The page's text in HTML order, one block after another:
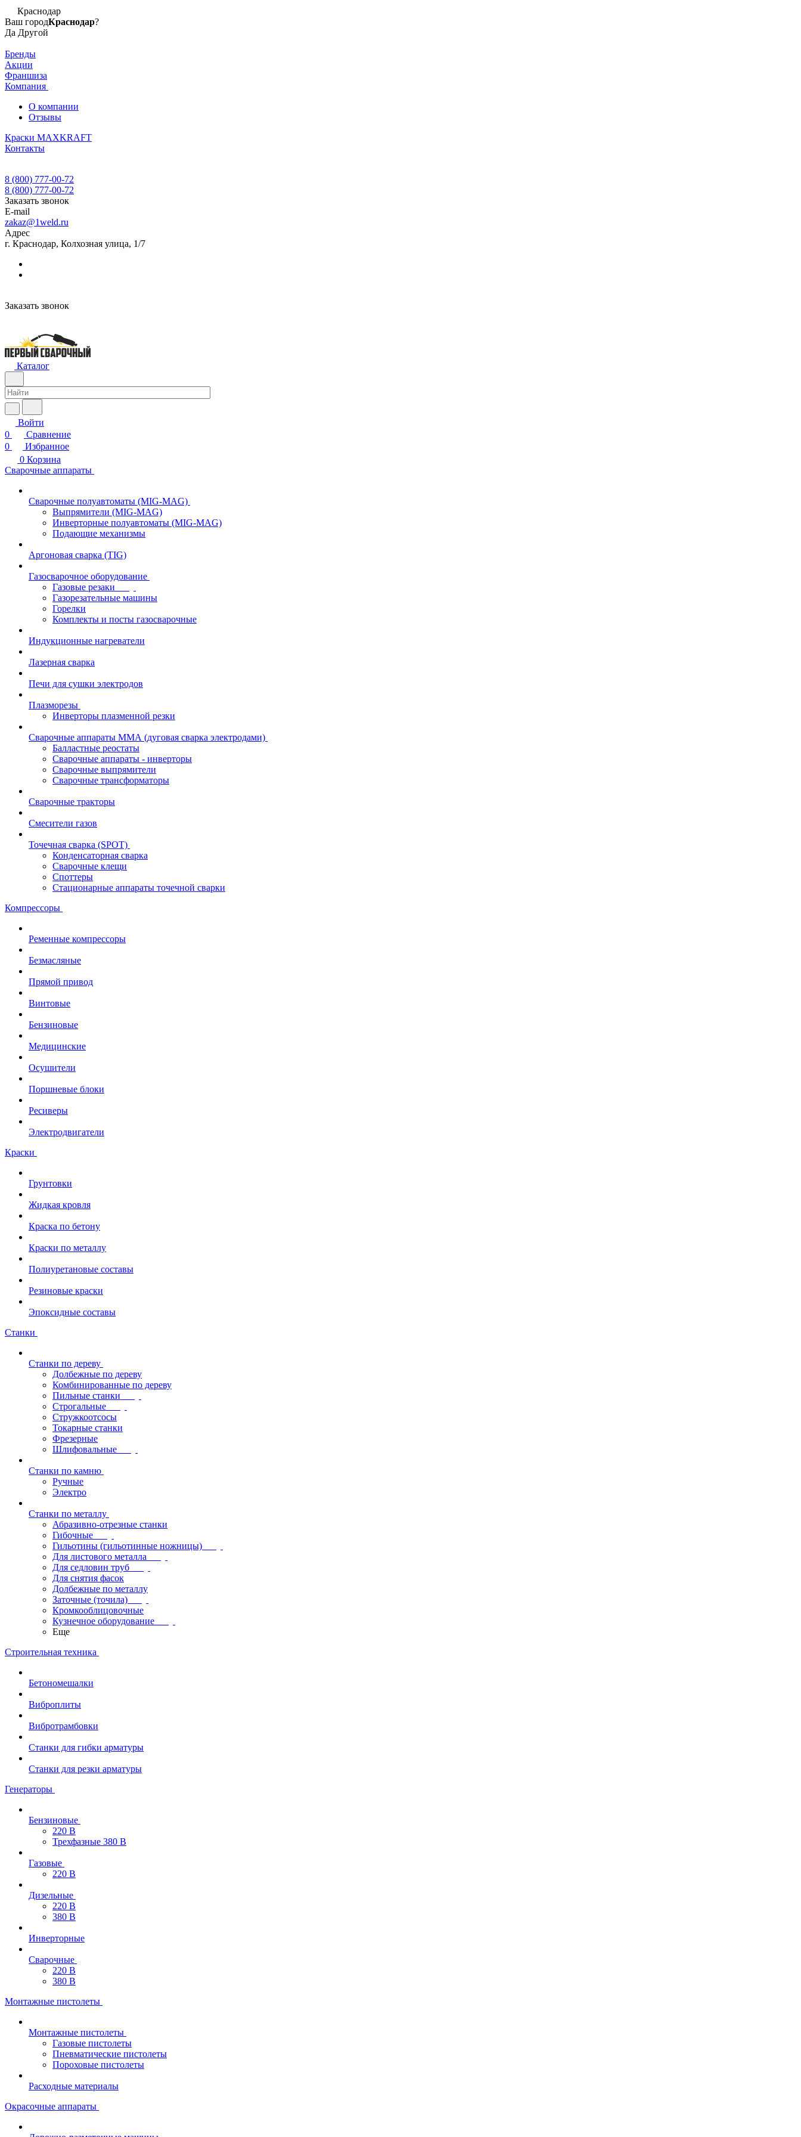
Краснодар
Ваш городКраснодар?
Да Другой
Бренды
Акции
Франшиза
Компания
О компании
Отзывы
Краски MAXKRAFT
Контакты
8 (800) 777-00-72
8 (800) 777-00-72
Заказать звонок
E-mail
zakaz@1weld.ru
Адрес
г. Краснодар, Колхозная улица, 1/7
Заказать звонок
Каталог
Войти
0
Сравнение
0
Избранное
0 Корзина
Сварочные аппараты
Сварочные полуавтоматы (MIG-MAG)
Выпрямители (MIG-MAG)
Инверторные полуавтоматы (MIG-MAG)
Подающие механизмы
Аргоновая сварка (TIG)
Газосварочное оборудование
Газовые резаки
Газорезательные машины
Горелки
Комплекты и посты газосварочные
Индукционные нагреватели
Лазерная сварка
Печи для сушки электродов
Плазморезы
Инверторы плазменной резки
Сварочные аппараты ММА (дуговая сварка электродами)
Балластные реостаты
Сварочные аппараты - инверторы
Сварочные выпрямители
Сварочные трансформаторы
Сварочные тракторы
Смесители газов
Точечная сварка (SPOT)
Конденсаторная сварка
Сварочные клещи
Споттеры
Стационарные аппараты точечной сварки
Компрессоры
Ременные компрессоры
Безмасляные
Прямой привод
Винтовые
Бензиновые
Медицинские
Осушители
Поршневые блоки
Ресиверы
Электродвигатели
Краски
Грунтовки
Жидкая кровля
Краска по бетону
Краски по металлу
Полиуретановые составы
Резиновые краски
Эпоксидные составы
Станки
Станки по дереву
Долбежные по дереву
Комбинированные по дереву
Пильные станки
Строгальные
Стружкоотсосы
Токарные станки
Фрезерные
Шлифовальные
Станки по камню
Ручные
Электро
Станки по металлу
Абразивно-отрезные станки
Гибочные
Гильотины (гильотинные ножницы)
Для листового металла
Для седловин труб
Для снятия фасок
Долбежные по металлу
Заточные (точила)
Кромкооблицовочные
Кузнечное оборудование
Еще
Строительная техника
Бетономешалки
Виброплиты
Вибротрамбовки
Станки для гибки арматуры
Станки для резки арматуры
Генераторы
Бензиновые
220 В
Трехфазные 380 В
Газовые
220 В
Дизельные
220 В
380 В
Инверторные
Сварочные
220 В
380 В
Монтажные пистолеты
Монтажные пистолеты
Газовые пистолеты
Пневматические пистолеты
Пороховые пистолеты
Расходные материалы
Окрасочные аппараты